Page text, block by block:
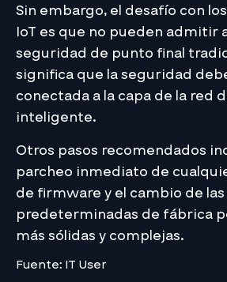
Sin embargo, el desafío con
IoT es que no pueden admitir
seguridad de punto final
significa que la seguridad
conectada a la capa de la red
inteligente.
Otros pasos recomendados
parcheo inmediato de
de firmware y el cambio de
predeterminadas de fábrica
más sólidas y complejas.
Fuente: IT User